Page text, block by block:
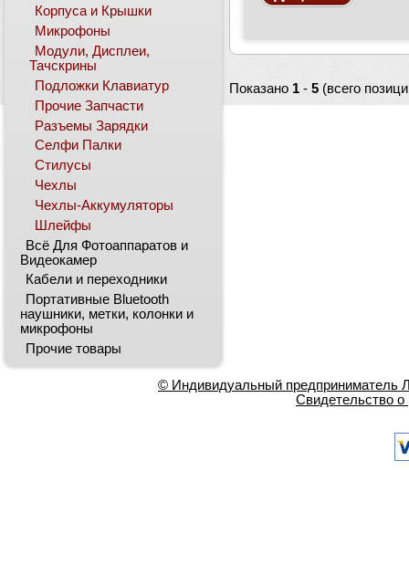
Показано 1- 5(всего
Корпуса и Крышки
Микрофоны
Модули, Дисплеи,
Тачскрины
Подложки Клавиатур
Прочие Запчасти
Разъемы Зарядки
Селфи Палки
Стилусы
Чехлы
Чехлы-Аккумуляторы
Шлейфы
Всё Для Фотоаппаратов и
Видеокамер
Кабели и переходники
Портативные Bluetooth
наушники, метки, колонки и
микрофоны
Прочие товары
© Индивидуальный предприниматель
Свидетельство